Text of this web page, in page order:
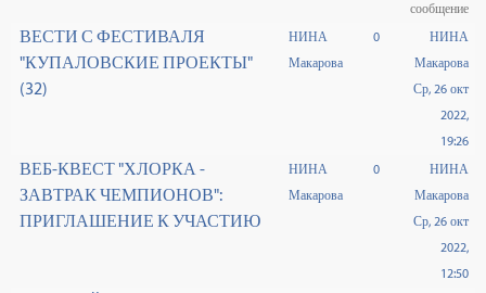
сообщение
ВЕСТИ С ФЕСТИВАЛЯ
"КУПАЛОВСКИЕ ПРОЕКТЫ"
(32)
НИНА
Макарова
0
НИНА
Макарова
Ср, 26 окт
2022,
19:26
ВЕБ-КВЕСТ "ХЛОРКА -
ЗАВТРАК ЧЕМПИОНОВ":
ПРИГЛАШЕНИЕ К УЧАСТИЮ
НИНА
Макарова
0
НИНА
Макарова
Ср, 26 окт
2022,
12:50